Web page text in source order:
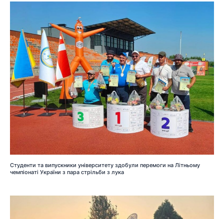
Студенти та випускники університету здобули перемоги на Літньому
чемпіонаті України з пара стрільби з лука